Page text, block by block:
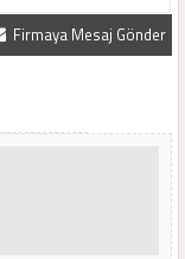
Firmaya Mesaj Gönder